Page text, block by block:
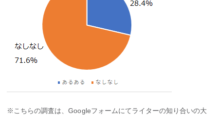
※こちらの調査は、Googleフォームにてライターの知り合いの大